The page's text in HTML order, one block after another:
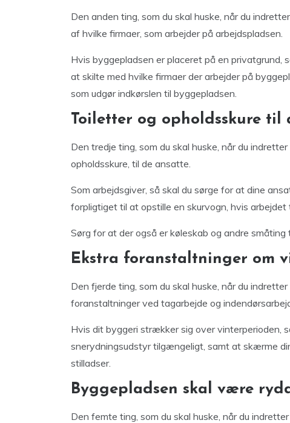
Den anden ting, som du skal huske, når du
af hvilke firmaer, som arbejder på arbejdspladsen.
Hvis byggepladsen er placeret på en privatgrund,
at skilte med hvilke firmaer der arbejder på
som udgør indkørslen til byggepladsen.
Toiletter og opholdsskure til
Den tredje ting, som du skal huske, når du
opholdsskure, til de ansatte.
Som arbejdsgiver, så skal du sørge for at dine
forpligtiget til at opstille en skurvogn, hvis arbejdet
Sørg for at der også er køleskab og andre
Ekstra foranstaltninger om
Den fjerde ting, som du skal huske, når du
foranstaltninger ved tagarbejde og
Hvis dit byggeri strækker sig over vinterperioden,
snerydningsudstyr tilgængeligt, samt at skærme
stilladser.
Byggepladsen skal være
Den femte ting, som du skal huske, når du